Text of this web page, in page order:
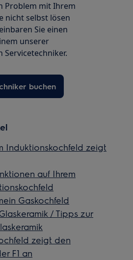
Problem mit Ihrem
nicht selbst lösen
Sie einen
unserer
Servicetechniker.
buchen
Induktionskochfeld zeigt
auf Ihrem
Gaskochfeld
/ Tipps zur
zeigt den
F1 an